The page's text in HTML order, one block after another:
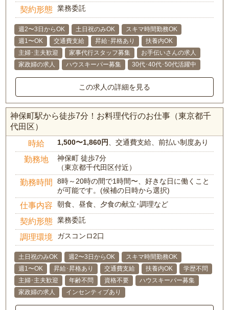
契約形態 業務委託
週2〜3日からOK 土日祝のみOK
スキマ時間勤務OK
週1〜OK
交通費支給 昇給･昇格あり
扶養内OK
主婦･主夫歓迎
家事代行スタッフ募集
お手伝いさんの求人
家政婦の求人
ハウスキーパー募集 30代･40代･50代活躍中
この求人の詳細を見る
神保町駅から徒歩7分！お料理代行のお仕事（東京都千
代田区）
時給 1,500〜1,860円 、交通費支給、前払い制度あり
勤務地
神保町 徒歩7分
（東京都千代田区付近）
勤務時間
8時～20時の間で1時間〜、好きな日に働くこと
が可能です。(候補の日時から選択)
仕事内容 朝食、昼食、夕食の献立･調理など
契約形態 業務委託
調理環境 ガスコンロ2口
土日祝のみOK 週2〜3日からOK
スキマ時間勤務OK
週1〜OK
昇給･昇格あり 交通費支給 扶養内OK
学歴不問
主婦･主夫歓迎
年齢不問 資格不要
ハウスキーパー募集
家政婦の求人
インセンティブあり